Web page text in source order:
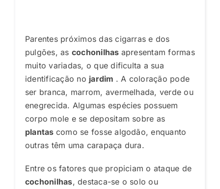
Parentes próximos das cigarras e dos
pulgões, as cochonilhas apresentam formas
muito variadas, o que dificulta a sua
identificação no jardim . A coloração pode
ser branca, marrom, avermelhada, verde ou
enegrecida. Algumas espécies possuem
corpo mole e se depositam sobre as
plantas como se fosse algodão, enquanto
outras têm uma carapaça dura.
Entre os fatores que propiciam o ataque de
cochonilhas, destaca-se o solo ou